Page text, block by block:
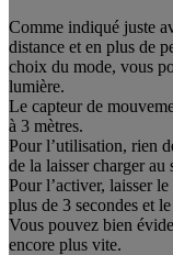
Comme indiqué juste
distance et en plus de
choix du mode, vous
lumière.
Le capteur de
à 3 mètres.
Pour l’utilisation, rien
de la laisser charger
Pour l’activer, laisser
plus de 3 secondes et
Vous pouvez bien
encore plus vite.